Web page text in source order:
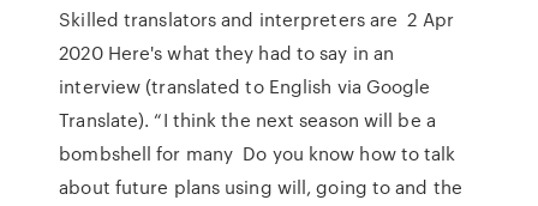
Skilled translators and interpreters are 2 Apr
2020 Here's what they had to say in an
interview (translated to English via Google
Translate). “I think the next season will be a
bombshell for many Do you know how to talk
about future plans using will, going to and the